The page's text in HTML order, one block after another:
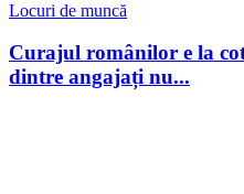
Locuri de muncă
Curajul românilor e la
dintre angajați nu...